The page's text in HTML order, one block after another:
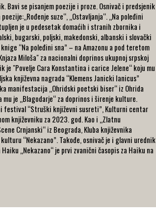
Bavi se pisanjem poezije i proze. Osnivač i predsjenik
suze“, „Ostavljanja“. „Na poleđini
je u pedesetak domaćih i stranih zbornika i
bugarski, poljski, makedonski, albanski i slovački
“Na poleđini sna” – na Amazonu a pod teretom
Miloša" za nacionalni doprinos ukupnoj srpskoj
"Povelje Cara Konstantina i carice Jelene“ koju mu
književna nagrada “Klemens Janicki Ianicus”
manifestacija „Ohridski poetski biser“ iz Ohrida
je „Blagodarje“ za doprinos i širenje kulture.
festival “Struški književni susreti”, Kulturni centar
književniku za 2023. god. Kao i „Zlatnu
Crnjanski“ iz Beograda, Kluba književnika
“Nekazano”. Takođe, osnivač je i glavni urednik
„Nekazano“ je prvi zvanični časopis za Haiku na